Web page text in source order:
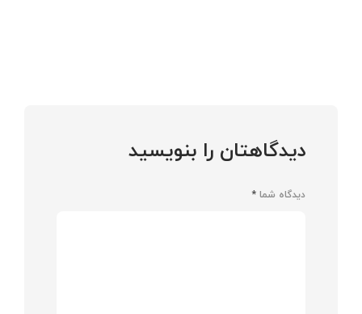
دیدگاهتان را بنویسید
دیدگاه شما *